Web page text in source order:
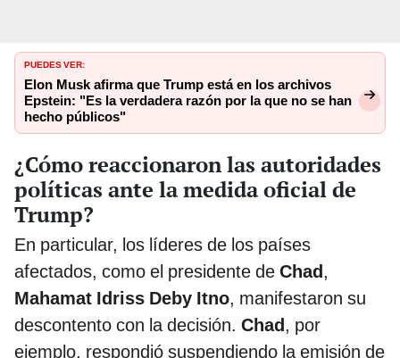
PUEDES VER:
Elon Musk afirma que Trump está en los archivos
Epstein: "Es la verdadera razón por la que no se han
hecho públicos"
¿Cómo reaccionaron las autoridades
políticas ante la medida oficial de
Trump?
En particular, los líderes de los países
afectados, como el presidente de Chad,
Mahamat Idriss Deby Itno, manifestaron su
descontento con la decisión. Chad, por
ejemplo, respondió suspendiendo la emisión de